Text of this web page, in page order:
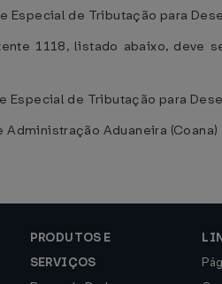
Especial de Tributação para
1118, listado abaixo, deve
Especial de Tributação para
Aduaneira (Coana)
PRODUTOS E
SERVIÇOS